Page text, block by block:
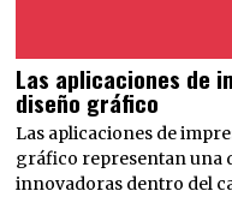
Las aplicaciones de
diseño gráfico
Las aplicaciones de
gráfico representan una
innovadoras dentro del